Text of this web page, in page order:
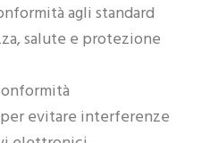
agli standard
salute e protezione
evitare interferenze